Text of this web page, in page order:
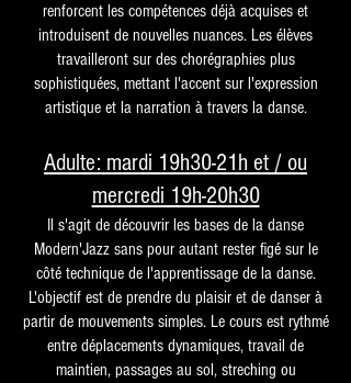
renforcent les compétences déjà acquises et
introduisent de nouvelles nuances. Les élèves
travailleront sur des chorégraphies plus
sophistiquées, mettant l'accent sur l'expression
artistique et la narration à travers la danse.
Adulte: mardi 19h30-21h et / ou
mercredi 19h-20h30
Il s'agit de découvrir les bases de la danse
Modern'Jazz sans pour autant rester figé sur le
côté technique de l'apprentissage de la danse.
L'objectif est de prendre du plaisir et de danser à
partir de mouvements simples. Le cours est rythmé
entre déplacements dynamiques, travail de
maintien, passages au sol, streching ou